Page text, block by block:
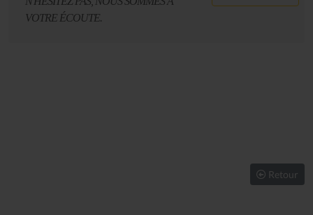
VOTRE ÉCOUTE.
Retour